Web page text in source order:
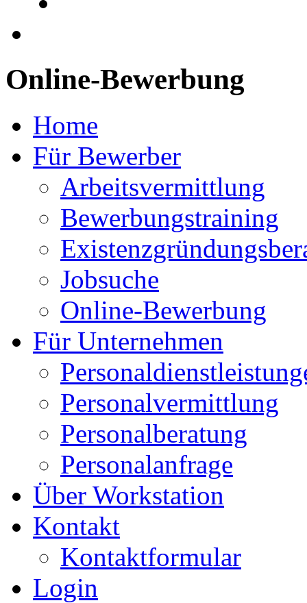
Online-Bewerbung
Home
Für Bewerber
Arbeitsvermittlung
Bewerbungstraining
Jobsuche
Online-Bewerbung
Für Unternehmen
Personalvermittlung
Personalberatung
Personalanfrage
Über Workstation
Kontakt
Kontaktformular
Login